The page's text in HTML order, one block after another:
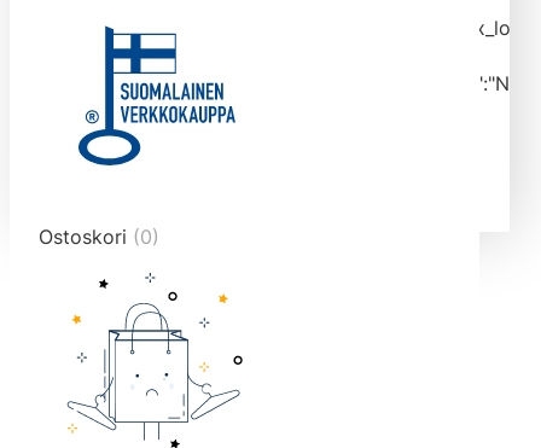
tmlmvi","meta_query":
data-original-query-vars="[]" data-page="1"
data-max-pages="4516" data-start="1" data-
end="10">
Ostoskori (0)